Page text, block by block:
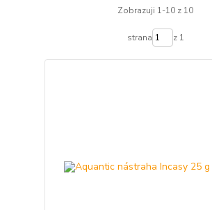
Zobrazuji 1-10 z 10
strana z 1